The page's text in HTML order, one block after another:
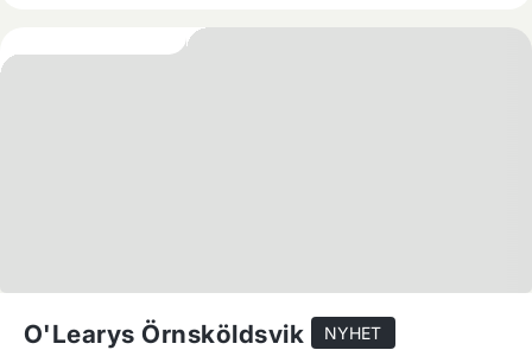
O'Learys Örnsköldsvik NYHET